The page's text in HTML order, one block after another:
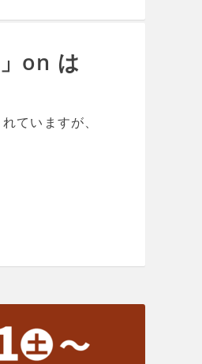
on は
ていますが、